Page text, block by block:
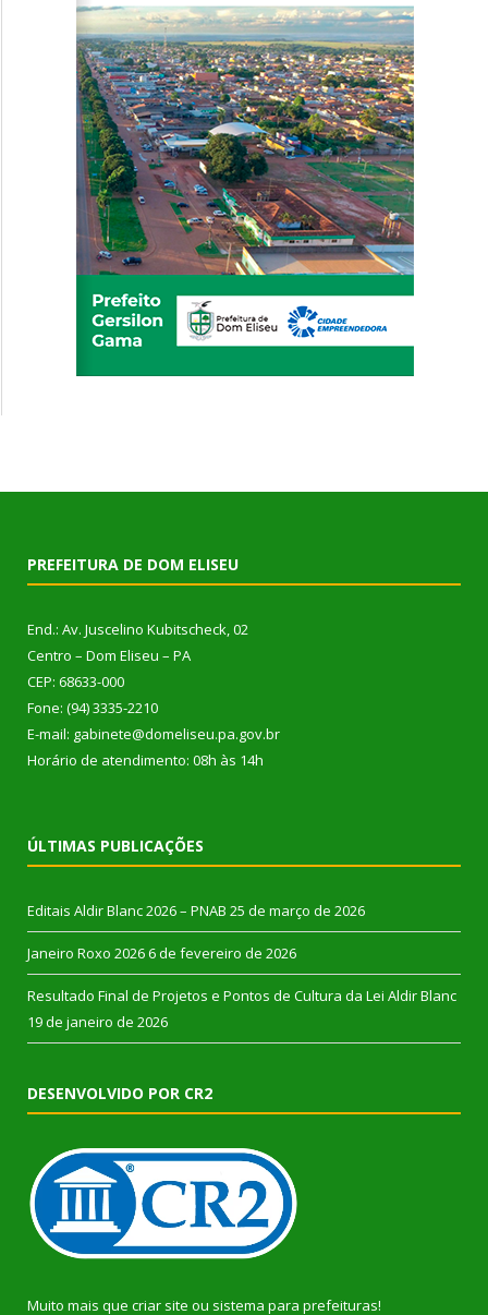
PREFEITURA DE DOM ELISEU
End.: Av. Juscelino Kubitscheck, 02
Centro – Dom Eliseu – PA
CEP: 68633-000
Fone: (94) 3335-2210
E-mail: gabinete@domeliseu.pa.gov.br
Horário de atendimento: 08h às 14h
ÚLTIMAS PUBLICAÇÕES
Editais Aldir Blanc 2026 – PNAB 25 de março de 2026
Janeiro Roxo 2026 6 de fevereiro de 2026
Resultado Final de Projetos e Pontos de Cultura da Lei Aldir Blanc
19 de janeiro de 2026
DESENVOLVIDO POR CR2
Muito mais que criar site ou sistema para prefeituras!